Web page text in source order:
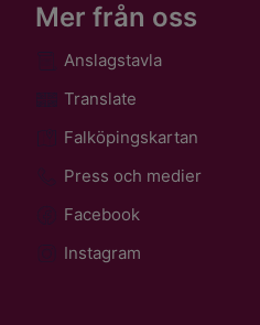
Mer från oss
Anslagstavla
Translate
Falköpingskartan
Press och medier
Facebook
Instagram